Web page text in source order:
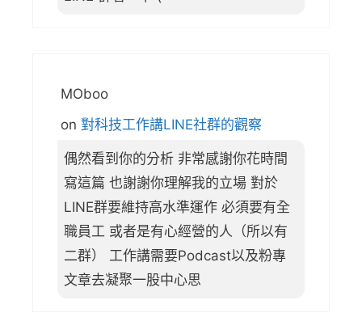
MOboo
on 對科技工作講LINE社群的觀察
偶然看到你的分析 非常感謝你花時間
寫這篇 也謝謝你理解我的立場 對於
LINE群要維持高水準運作 必須要有全
職員工 或者是有心經營的人（所以有
二群） 工作講需要Podcast以及粉專
文章去凝聚一股中心思